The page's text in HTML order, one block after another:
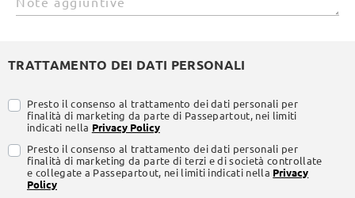
TRATTAMENTO DEI DATI PERSONALI
Presto il consenso al trattamento dei dati personali per
finalità di marketing da parte di Passepartout, nei limiti
indicati nella Privacy Policy
Presto il consenso al trattamento dei dati personali per
finalità di marketing da parte di terzi e di società controllate
e collegate a Passepartout, nei limiti indicati nella Privacy
Policy